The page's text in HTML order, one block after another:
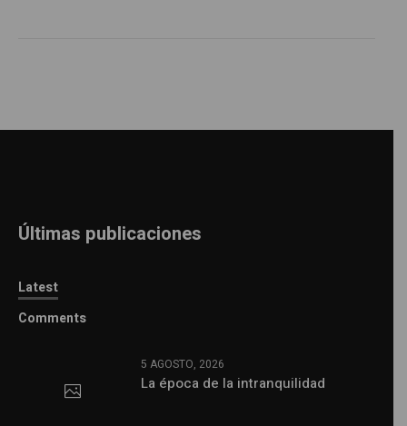
Últimas publicaciones
Latest
Comments
5 AGOSTO, 2026
La época de la intranquilidad